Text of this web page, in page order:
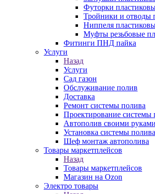
Футорки
Тройники и отводы
Ниппеля
Муфты резьбовые
Фитинги ПНД пайка
Услуги
Назад
Услуги
Сад газон
Обслуживание полив
Доставка
Ремонт системы полива
Проектирование системы
Автополив своими руками
Установка системы полива
Шеф монтаж автополива
Товары маркетплейсов
Назад
Товары маркетплейсов
Магазин на Ozon
Электро товары